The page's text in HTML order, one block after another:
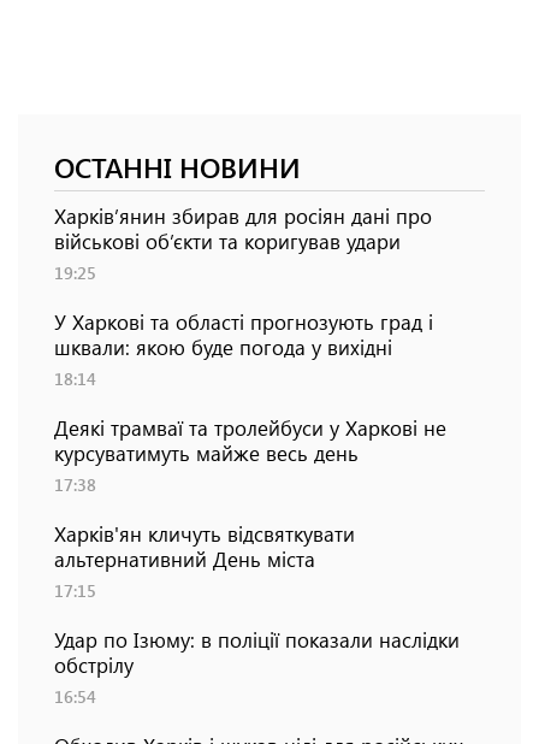
ОСТАННІ НОВИНИ
Харків’янин збирав для росіян дані про
військові об’єкти та коригував удари
19:25
У Харкові та області прогнозують град і
шквали: якою буде погода у вихідні
18:14
Деякі трамваї та тролейбуси у Харкові не
курсуватимуть майже весь день
17:38
Харків'ян кличуть відсвяткувати
альтернативний День міста
17:15
Удар по Ізюму: в поліції показали наслідки
обстрілу
16:54